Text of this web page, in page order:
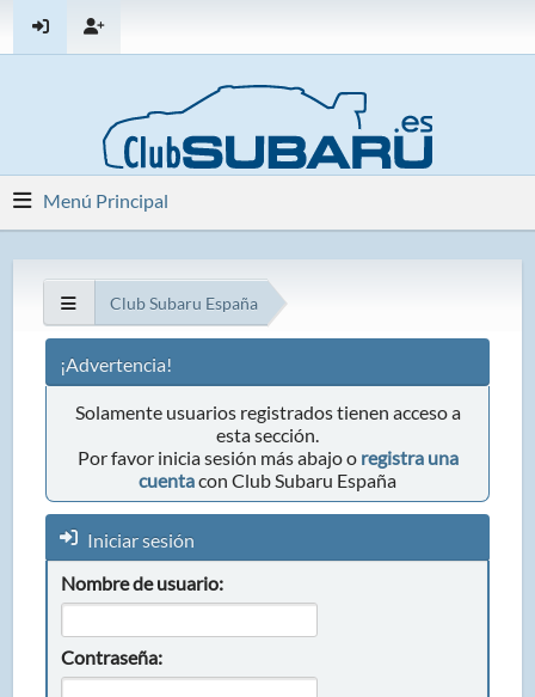
Menú Principal
Club Subaru España
¡Advertencia!
Solamente usuarios registrados tienen acceso a
esta sección.
Por favor inicia sesión más abajo o registra una
cuentacon Club Subaru España
Iniciar sesión
Nombre de usuario:
Contraseña: